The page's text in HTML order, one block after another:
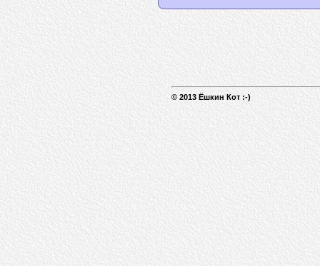
© 2013 Ёшкин Кот :-)